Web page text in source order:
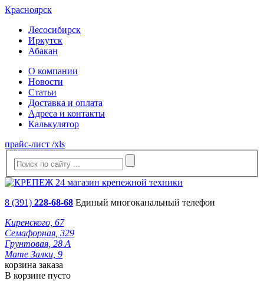
Красноярск
Лесосибирск
Иркутск
Абакан
О компании
Новости
Статьи
Доставка и оплата
Адреса и контакты
Калькулятор
прайс-лист /xls
8 (391) 228-68-68 Единый многоканальный телефон
Киренского, 67
Семафорная, 329
Грунтовая, 28 А
Мате Залки, 9
корзина заказа
В корзине пусто